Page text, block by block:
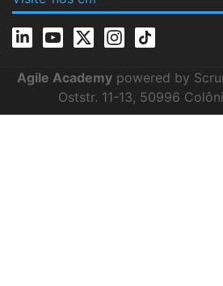
Agile Academy powered by
Oststr. 11-13, 50996